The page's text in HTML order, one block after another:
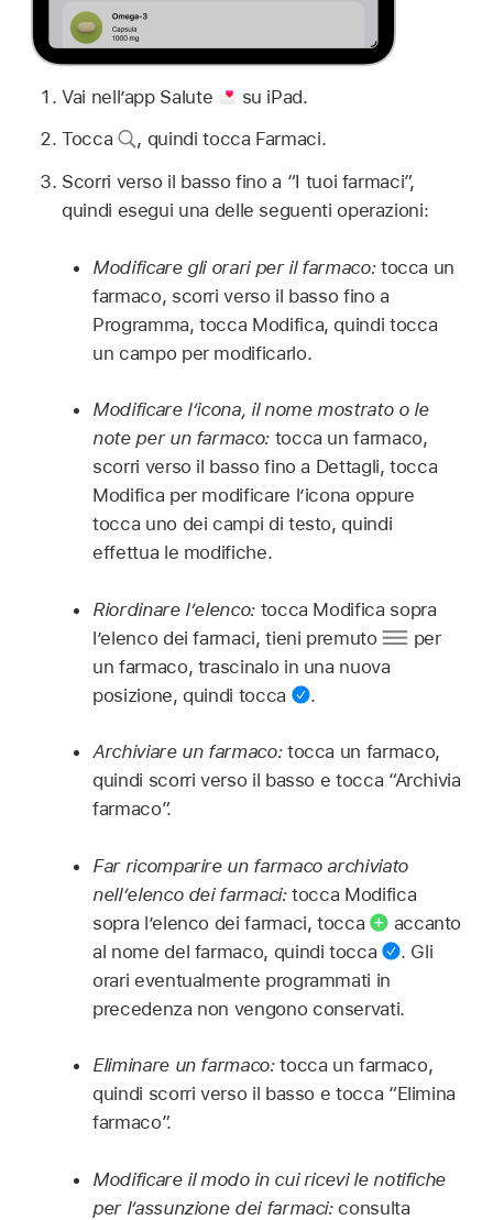
Vai nell’app Salute
su iPad.
Tocca
, quindi tocca Farmaci.
Scorri verso il basso fino a “I tuoi farmaci”,
quindi esegui una delle seguenti operazioni:
Modificare gli orari per il farmaco: tocca un
farmaco, scorri verso il basso fino a
Programma, tocca Modifica, quindi tocca
un campo per modificarlo.
Modificare l’icona, il nome mostrato o le
note per un farmaco: tocca un farmaco,
scorri verso il basso fino a Dettagli, tocca
Modifica per modificare l’icona oppure
tocca uno dei campi di testo, quindi
effettua le modifiche.
Riordinare l’elenco: tocca Modifica sopra
l’elenco dei farmaci, tieni premuto
per
un farmaco, trascinalo in una nuova
posizione, quindi tocca
.
Archiviare un farmaco: tocca un farmaco,
quindi scorri verso il basso e tocca “Archivia
farmaco”.
Far ricomparire un farmaco archiviato
nell’elenco dei farmaci:tocca Modifica
sopra l’elenco dei farmaci, tocca
accanto
al nome del farmaco, quindi tocca
. Gli
orari eventualmente programmati in
precedenza non vengono conservati.
Eliminare un farmaco:tocca un farmaco,
quindi scorri verso il basso e tocca “Elimina
farmaco”.
Modificare il modo in cui ricevi le notifiche
per l’assunzione dei farmaci: consulta